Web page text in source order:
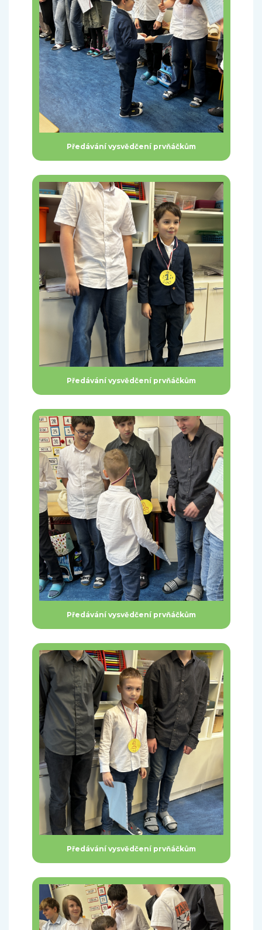
Předávání vysvědčení prvňáčkům
Předávání vysvědčení prvňáčkům
Předávání vysvědčení prvňáčkům
Předávání vysvědčení prvňáčkům